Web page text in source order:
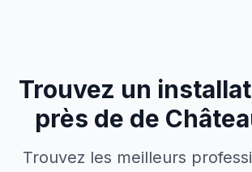
Trouvez un
près de de
Trouvez les meilleurs